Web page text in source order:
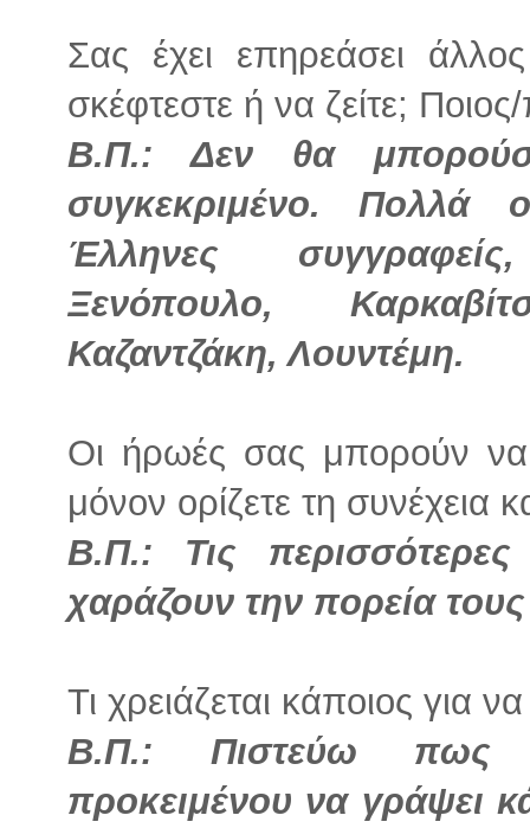
Σας έχει επηρεάσει
σκέφτεστε ή να ζείτε; Ποιος/
Β.Π.: Δεν θα
συγκεκριμένο. Πολλά
Έλληνες
Ξενόπουλο,
Καζαντζάκη, Λουντέμη.
Οι ήρωές σας μπορούν να
μόνον ορίζετε τη συνέχεια
Β.Π.: Τις
χαράζουν την πορεία
Τι χρειάζεται κάποιος για
Β.Π.: Πιστεύω πως
προκειμένου να γράψει